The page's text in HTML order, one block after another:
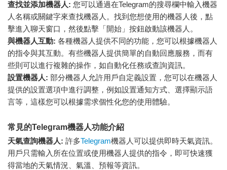
查找並添加機器人: 您可以通過在Telegram的搜尋欄中輸入機器
人名稱或關鍵字來查找機器人。找到您想使用的機器人後，點
擊進入聊天窗口，然後點擊「開始」按鈕啟動該機器人。
與機器人互動: 各種機器人提供不同的功能，您可以根據機器人
的指令與其互動。有些機器人提供簡單的自動回應服務，而有
些則可以進行複雜的操作，如自動化任務或查詢資訊。
設置機器人: 部分機器人允許用戶自定義設置，您可以在機器人
提供的設置選項中進行調整，例如設置通知方式、選擇顯示語
言等，這樣您可以根據需求個性化您的使用體驗。
常見的Telegram機器人功能介紹
天氣查詢機器人: 許多Telegram機器人可以提供即時天氣資訊。
用戶只需輸入所在位置或使用機器人提供的指令，即可快速獲
得當地的天氣情況、氣溫、預報等資訊。